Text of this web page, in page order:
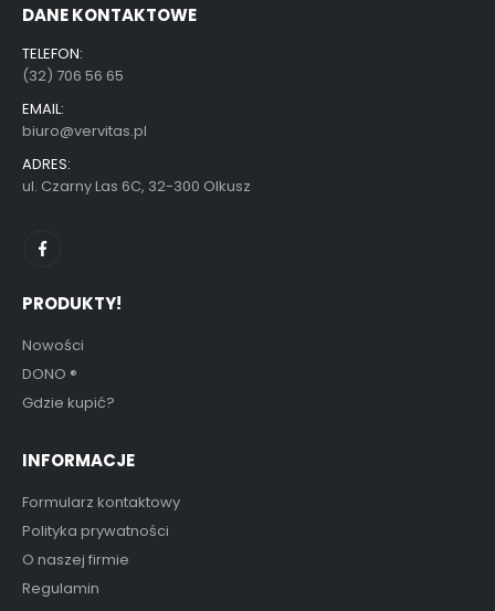
DANE KONTAKTOWE
TELEFON:
(32) 706 56 65
EMAIL:
biuro@vervitas.pl
ADRES:
ul. Czarny Las 6C, 32-300 Olkusz
PRODUKTY!
Nowości
DONO ®
Gdzie kupić?
INFORMACJE
Formularz kontaktowy
Polityka prywatności
O naszej firmie
Regulamin